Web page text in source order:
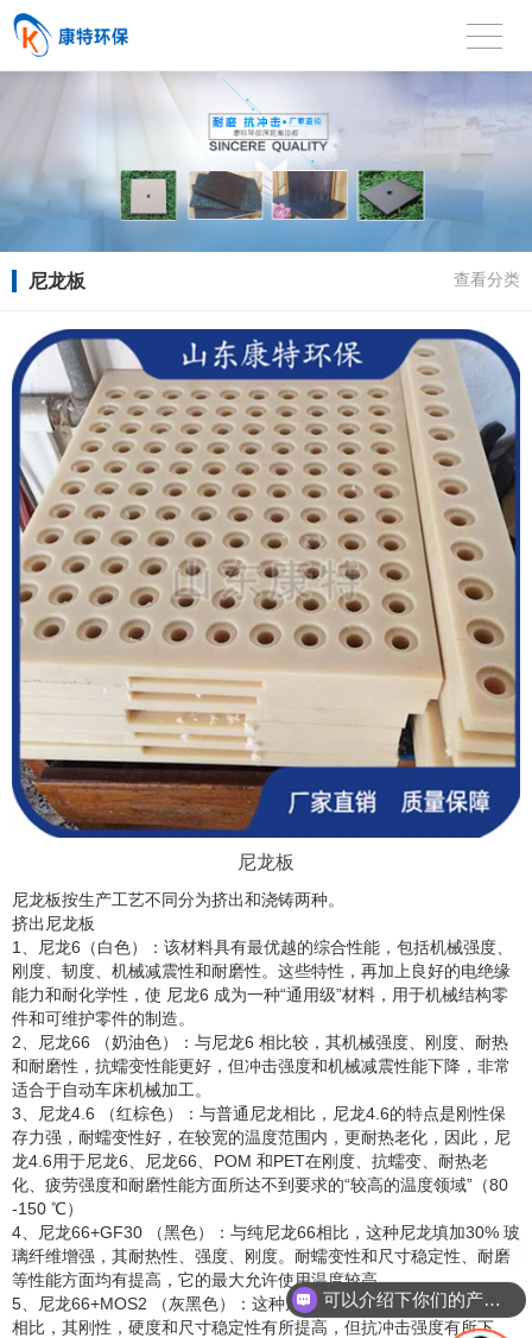
尼龙板 查看分类
尼龙板
尼龙板按生产工艺不同分为挤出和浇铸两种。
挤出尼龙板
1、尼龙6（白色）：该材料具有最优越的综合性能，包括机械强度、
刚度、韧度、机械减震性和耐磨性。这些特性，再加上良好的电绝缘
能力和耐化学性，使 尼龙6 成为一种“通用级”材料，用于机械结构零
件和可维护零件的制造。
2、尼龙66 （奶油色）：与尼龙6 相比较，其机械强度、刚度、耐热
和耐磨性，抗蠕变性能更好，但冲击强度和机械减震性能下降，非常
适合于自动车床机械加工。
3、尼龙4.6 （红棕色）：与普通尼龙相比，尼龙4.6的特点是刚性保
存力强，耐蠕变性好，在较宽的温度范围内，更耐热老化，因此，尼
龙4.6用于尼龙6、尼龙66、POM 和PET在刚度、抗蠕变、耐热老
化、疲劳强度和耐磨性能方面所达不到要求的“较高的温度领域”（80
-150 ℃）
4、尼龙66+GF30 （黑色）：与纯尼龙66相比，这种尼龙填加30% 玻
璃纤维增强，其耐热性、强度、刚度。耐蠕变性和尺寸稳定性、耐磨
等性能方面均有提高，它的最大允许使用温度较高。
5、尼龙66+MOS2 （灰黑色）：这种尼龙填加了二硫化钼，与尼龙66
相比，其刚性，硬度和尺寸稳定性有所提高，但抗冲击强度有所下
可以介绍下你们的产品么？